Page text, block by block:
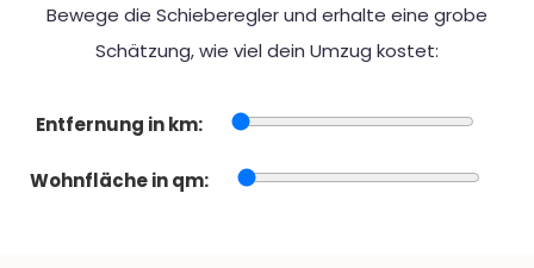
Bewege die Schieberegler und erhalte eine grobe
Schätzung, wie viel dein Umzug kostet:
Entfernung in km:
Wohnfläche in qm: